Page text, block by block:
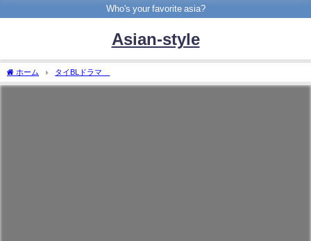
Who's your favorite asia?
Asian-style
ホーム タイBLドラマ